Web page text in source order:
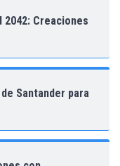
2042: Creaciones
Santander para